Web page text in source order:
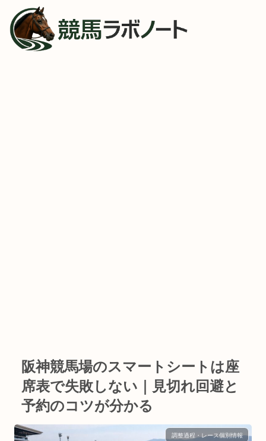
阪神競馬場のスマートシートは座
席表で失敗しない｜見切れ回避と
予約のコツが分かる
調整過程・レース個別情報